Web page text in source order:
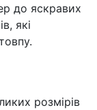
до яскравих
які
розмірів